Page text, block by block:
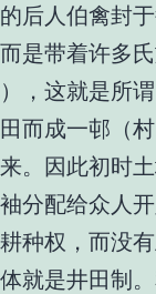
后人伯禽封
是带着许多
，这就是所
而成一邨（
。因此初时
分配给众人
种权，而没有
就是井田制